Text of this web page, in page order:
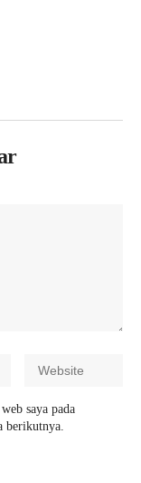
saya pada
berikutnya.